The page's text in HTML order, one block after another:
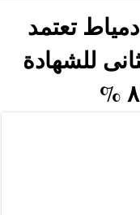
تعتمد
للشهادة